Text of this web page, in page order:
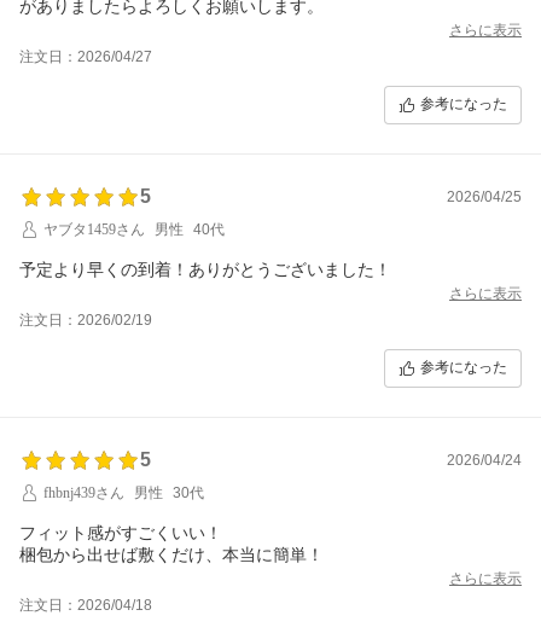
がありましたらよろしくお願いします。
さらに表示
注文日：2026/04/27
参考になった
5
2026/04/25
ヤブタ1459さん
男性 40代
予定より早くの到着！ありがとうございました！
さらに表示
注文日：2026/02/19
参考になった
5
2026/04/24
fhbnj439さん
男性 30代
フィット感がすごくいい！
梱包から出せば敷くだけ、本当に簡単！
さらに表示
注文日：2026/04/18